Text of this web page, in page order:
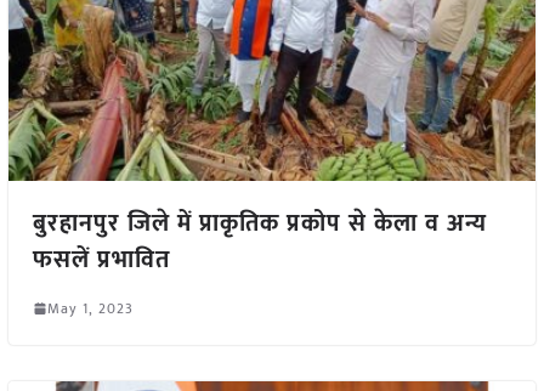
बुरहानपुर जिले में प्राकृतिक प्रकोप से केला व अन्य
फसलें प्रभावित
May 1, 2023